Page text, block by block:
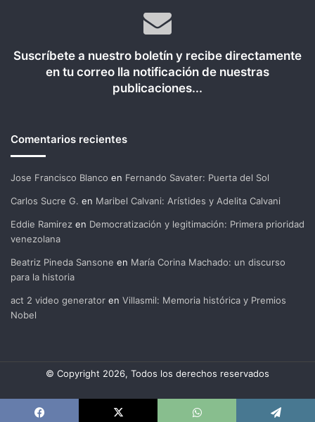
Suscríbete a nuestro boletín y recibe directamente
en tu correo lla notificación de nuestras
publicaciones...
Comentarios recientes
Jose Francisco Blanco en Fernando Savater: Puerta del Sol
Carlos Sucre G. en Maribel Calvani: Arístides y Adelita Calvani
Eddie Ramirez en Democratización y legitimación: Primera prioridad
venezolana
Beatriz Pineda Sansone en María Corina Machado: un discurso
para la historia
act 2 video generator en Villasmil: Memoria histórica y Premios
Nobel
© Copyright 2026, Todos los derechos reservados